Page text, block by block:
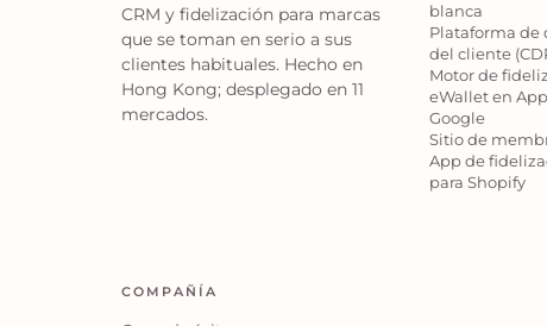
CRM y fidelización para marcas
que se toman en serio a sus
clientes habituales. Hecho en
Hong Kong; desplegado en 11
mercados.
blanca
Plataforma de
del cliente
Motor de
eWallet en
Google
Sitio de
App de
para Shopify
COMPAÑÍA